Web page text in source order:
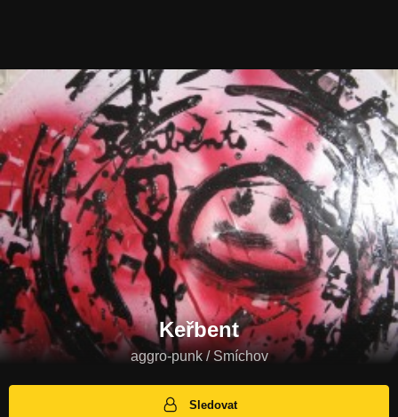
Keřbent
aggro-punk / Smíchov
Sledovat